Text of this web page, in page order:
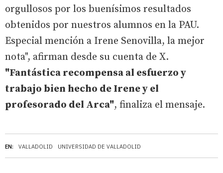
EN: VALLADOLID UNIVERSIDAD DE VALLADOLID
orgullosos por los buenísimos resultados
obtenidos por nuestros alumnos en la PAU.
Especial mención a Irene Senovilla, la mejor
nota", afirman desde su cuenta de X.
"Fantástica recompensa al esfuerzo y
trabajo bien hecho de Irene y el
profesorado del Arca", finaliza el mensaje.